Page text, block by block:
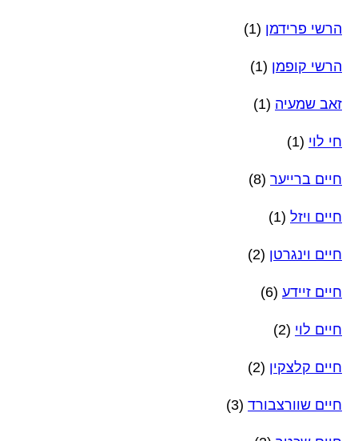
הרשי פרידמן (1)
הרשי קופמן (1)
זאב שמעיה (1)
חי לוי (1)
חיים ברייער (8)
חיים ויזל (1)
חיים וינגרטן (2)
חיים זיידע (6)
חיים לוי (2)
חיים קלצקין (2)
חיים שוורצבורד (3)